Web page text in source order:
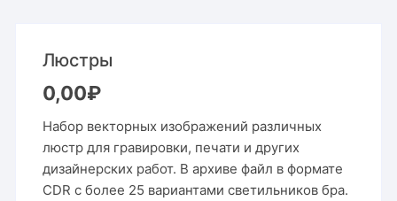
Люстры
0,00₽
Набор векторных изображений различных
люстр для гравировки, печати и других
дизайнерских работ. В архиве файл в формате
CDR с более 25 вариантами светильников бра.